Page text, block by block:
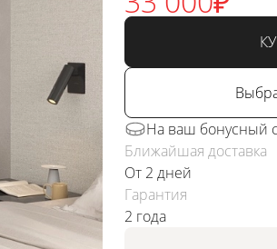
На ваш бонусный
Ближайшая доставка
От 2 дней
Гарантия
2 года